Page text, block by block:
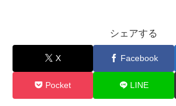
シェアする
X Facebook
Pocket LINE